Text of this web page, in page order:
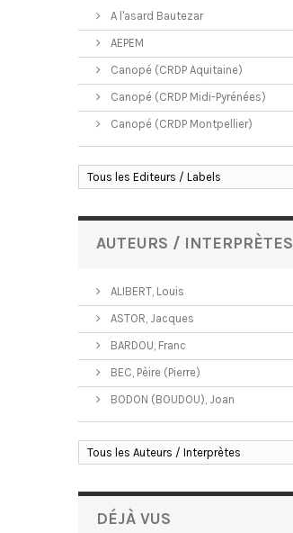
A l'asard Bautezar
AEPEM
Canopé (CRDP Aquitaine)
Canopé (CRDP Midi-Pyrénées)
Canopé (CRDP Montpellier)
Tous les Editeurs / Labels
AUTEURS / INTERPRÈTES
ALIBERT, Louis
ASTOR, Jacques
BARDOU, Franc
BEC, Pèire (Pierre)
BODON (BOUDOU), Joan
Tous les Auteurs / Interprètes
DÉJÀ VUS